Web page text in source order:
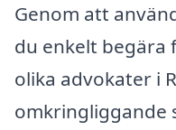
Genom att
du enkelt begära
olika advokater i
omkringliggande